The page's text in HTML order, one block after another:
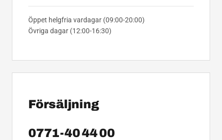
Öppet helgfria vardagar (09:00-20:00)
Övriga dagar (12:00-16:30)
Försäljning
0771-40 44 00